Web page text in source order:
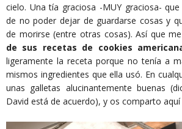
cielo. Una tía graciosa -MUY graciosa-
de no poder dejar de guardarse cosas y
de morirse (entre otras cosas). Así que
de sus recetas de cookies
ligeramente la receta porque no tenía a
mismos ingredientes que ella usó. En
unas galletas alucinantemente buenas
David está de acuerdo), y os comparto aquí